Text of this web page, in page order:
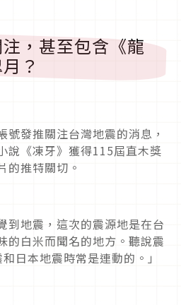
，甚至包含《龍
？
發推關注台灣地震的消息，
說《凍牙》獲得115屆直木獎
的推特關切。
到地震，這次的震源地是在台
的白米而聞名的地方。聽說震
日本地震時常是連動的。」